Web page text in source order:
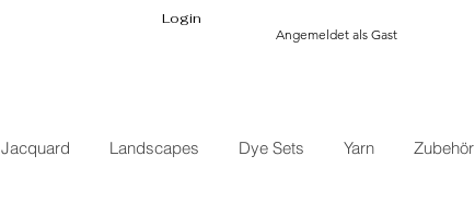
Jacquard Landscapes Dye Sets Yarn Zubehör
Login
Angemeldet als Gast